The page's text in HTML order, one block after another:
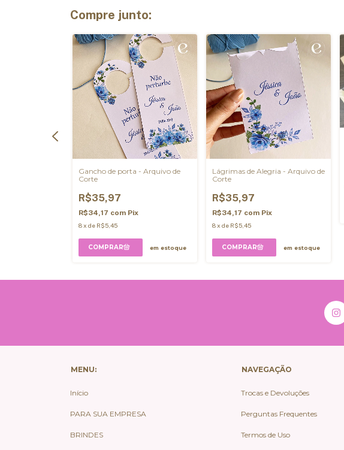
Compre junto:
Gancho de porta - Arquivo de
Corte
R$35,97
R$34,17 com Pix
8x de R$5,45
em estoque
Lágrimas de Alegria - Arquivo de
Corte
R$35,97
R$34,17 com Pix
8xde R$5,45
em estoque
MENU:
Início
PARA SUA EMPRESA
BRINDES
NAVEGAÇÃO
Trocas e Devoluções
Perguntas Frequentes
Termos de Uso